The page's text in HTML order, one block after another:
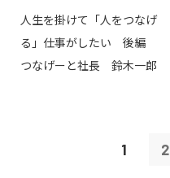
人生を掛けて「人をつなげ
る」仕事がしたい 後編
つなげーと社長 鈴木一郎
1 2